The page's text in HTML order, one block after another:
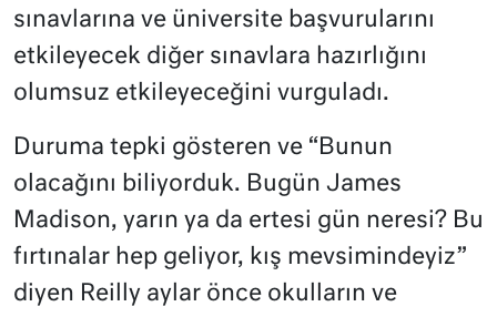
sınavlarına ve üniversite başvurularını
etkileyecek diğer sınavlara hazırlığını
olumsuz etkileyeceğini vurguladı.
Duruma tepki gösteren ve “Bunun
olacağını biliyorduk. Bugün James
Madison, yarın ya da ertesi gün neresi? Bu
fırtınalar hep geliyor, kış mevsimindeyiz”
diyen Reilly aylar önce okulların ve